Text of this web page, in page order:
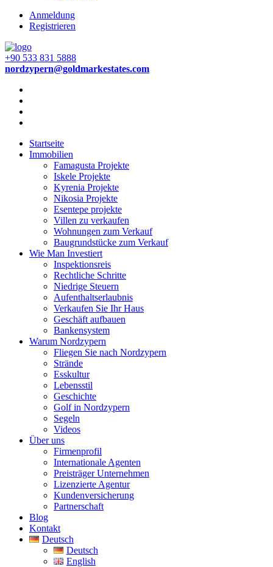
Anmeldung
Registrieren
+90 533 831 5888
nordzypern@goldmarkestates.com
Startseite
Immobilien
Famagusta Projekte
Iskele Projekte
Kyrenia Projekte
Nikosia Projekte
Esentepe projekte
Villen zu verkaufen
Wohnungen zum Verkauf
Baugrundstücke zum Verkauf
Wie Man Investiert
Inspektionsreis
Rechtliche Schritte
Niedrige Steuern
Aufenthaltserlaubnis
Verkaufen Sie Ihr Haus
Geschäft aufbauen
Bankensystem
Warum Nordzypern
Fliegen Sie nach Nordzypern
Strände
Esskultur
Lebensstil
Geschichte
Golf in Nordzypern
Segeln
Videos
Über uns
Firmenprofil
Internationale Agenten
Preisträger Unternehmen
Lizenzierte Agentur
Kundenversicherung
Partnerschaft
Blog
Kontakt
Deutsch
Deutsch
English